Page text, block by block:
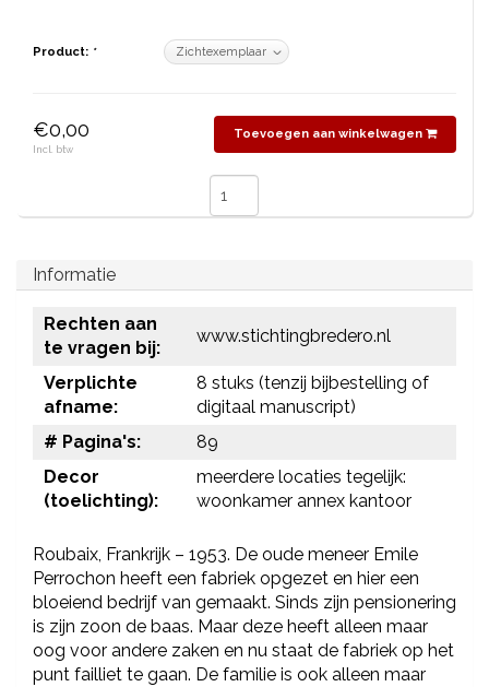
Product: *
€0,00
Incl. btw
Toevoegen aan winkelwagen
Informatie
Rechten aan
te vragen bij:
www.stichtingbredero.nl
Verplichte
afname:
8 stuks (tenzij bijbestelling of
digitaal manuscript)
# Pagina's:
89
Decor
(toelichting):
meerdere locaties tegelijk:
woonkamer annex kantoor
Roubaix, Frankrijk – 1953. De oude meneer Emile
Perrochon heeft een fabriek opgezet en hier een
bloeiend bedrijf van gemaakt. Sinds zijn pensionering
is zijn zoon de baas. Maar deze heeft alleen maar
oog voor andere zaken en nu staat de fabriek op het
punt failliet te gaan. De familie is ook alleen maar